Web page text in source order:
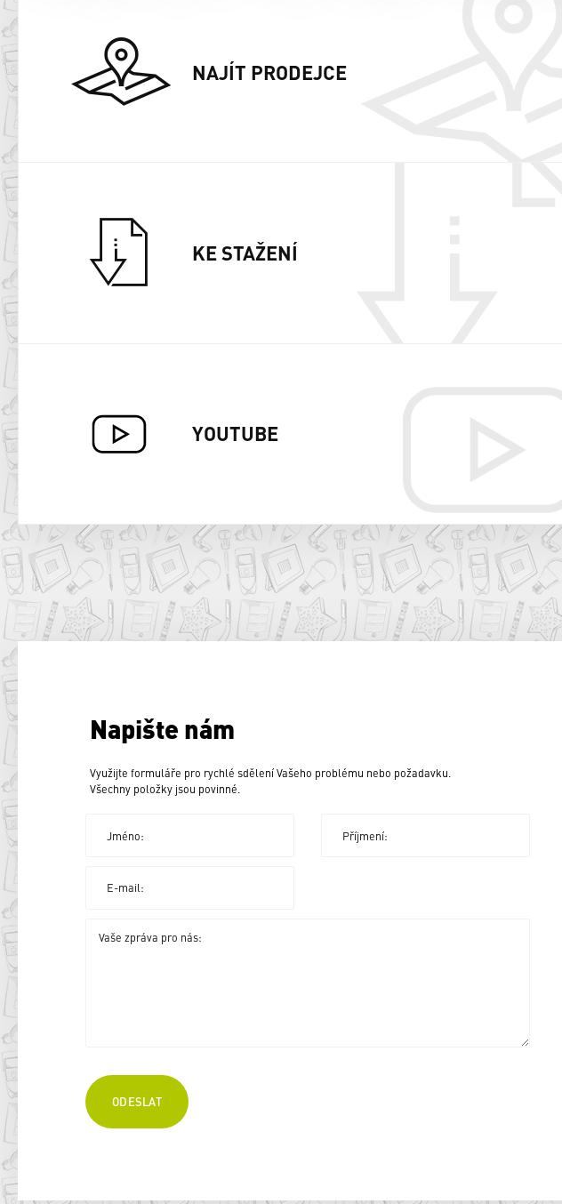
NAJÍT PRODEJCE
KE STAŽENÍ
YOUTUBE
Napište nám
Využijte formuláře pro rychlé sdělení Vašeho problému nebo požadavku.
Všechny položky jsou povinné.